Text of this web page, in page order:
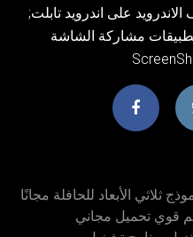
الاندرويد على اندرويد تابلت;
تطبيقات مشاركة الشاشة
ثلاثي الأبعاد للحافلة مجانًا
قوي تحميل مجاني